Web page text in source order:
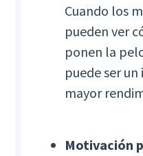
Cuando los
pueden ver
ponen la
puede ser
mayor
Motivación